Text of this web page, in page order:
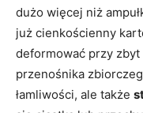
dużo więcej niż
już cienkościenny
deformować przy zbyt
przenośnika
łamliwości, ale także